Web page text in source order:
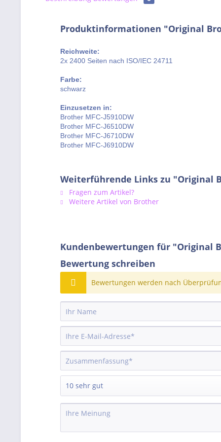
Produktinformationen "Original
Reichweite:
2x 2400 Seiten nach ISO/IEC 24711
Farbe:
schwarz
Einzusetzen in:
Brother MFC-J5910DW
Brother MFC-J6510DW
Brother MFC-J6710DW
Brother MFC-J6910DW
Weiterführende Links zu "Original
Fragen zum Artikel?
Weitere Artikel von Brother
Kundenbewertungen für "Original
Bewertung schreiben
Bewertungen werden nach